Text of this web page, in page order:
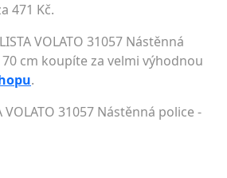
471 Kč.
VOLATO 31057 Nástěnná
cm koupíte za velmi výhodnou
.
VOLATO 31057 Nástěnná police -